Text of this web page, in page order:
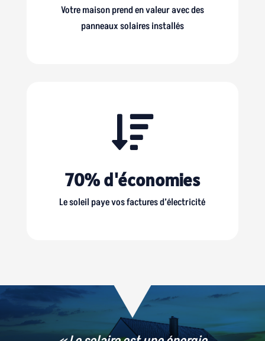
Votre maison prend en valeur avec des
panneaux solaires installés

70% d'économies
Le soleil paye vos factures d’électricité